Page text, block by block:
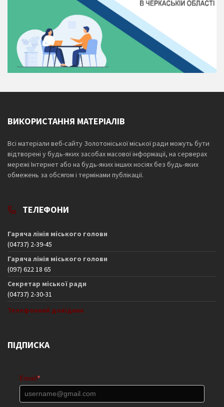
ВИКОРИСТАННЯ МАТЕРІАЛІВ
Всі матеріали веб-сайту Золотоніської міської ради можуть бути
відтворені у будь-яких засобах масової інформації, на серверах
мережі Інтернет або на будь-яких інших носіях без будь-яких
обмежень за обсягом і термінами публікації.
ТЕЛЕФОНИ
Гаряча лінія міського голови
(04737) 2-39-45
Гаряча лінія міського голови
(097) 622 18 65
Секретар міської ради
(04737) 2-30-31
Телефонний довідник
ПІДПИСКА
Email *